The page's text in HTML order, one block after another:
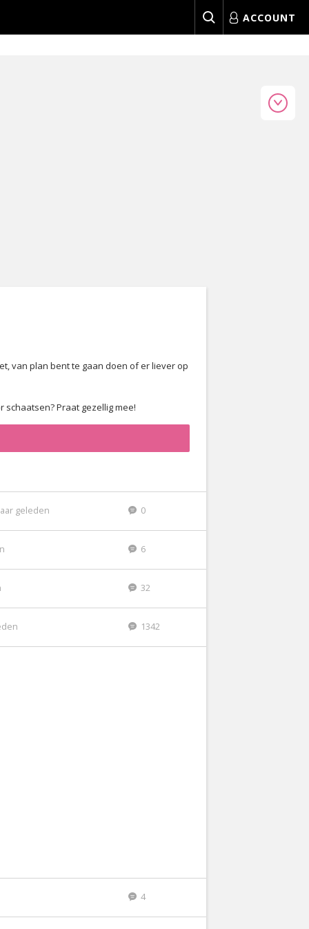
ACCOUNT
van plan bent te gaan doen of er liever op
Praat gezellig mee!
geleden 0
6
32
1342
4